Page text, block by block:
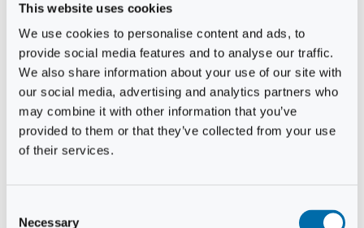
This website uses cookies
We use cookies to personalise content and ads, to
provide social media features and to analyse our traffic.
We also share information about your use of our site with
our social media, advertising and analytics partners who
may combine it with other information that you’ve
provided to them or that they’ve collected from your use
of their services.
Necessary
Niels Thomas Rosenberg
Benny Gensbøl
Bent Jakobsen
Svend Andersen
Bent Wigh
Jens-Kjeld Jensen
Jon Fjeldså
William Carøe Aarestrup
Erik Mølgaard